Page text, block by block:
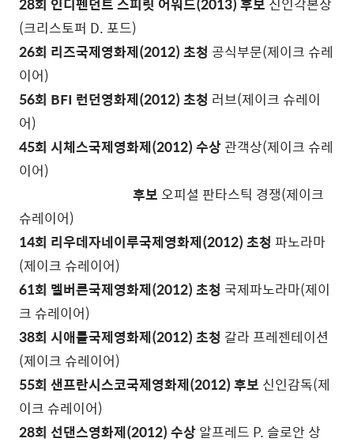
(크리스토퍼 D. 포드)
26회 리즈국제영화제(2012) 초청 공식부문(제이크 슈레
이어)
56회 BFI 런던영화제(2012) 초청 러브(제이크 슈레이
어)
45회 시체스국제영화제(2012) 수상관객상(제이크 슈레
이어)
후보오피셜 판타스틱 경쟁(제이크
슈레이어)
14회 리우데자네이루국제영화제(2012) 초청 파노라마
(제이크 슈레이어)
61회 멜버른국제영화제(2012) 초청 국제파노라마(제이
크 슈레이어)
38회 시애틀국제영화제(2012) 초청 갈라 프레젠테이션
(제이크 슈레이어)
55회 샌프란시스코국제영화제(2012) 후보 신인감독(제
이크 슈레이어)
28회 선댄스영화제(2012) 수상알프레드 P. 슬로안 상